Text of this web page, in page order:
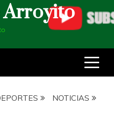
Arroyito
NOTICIAS